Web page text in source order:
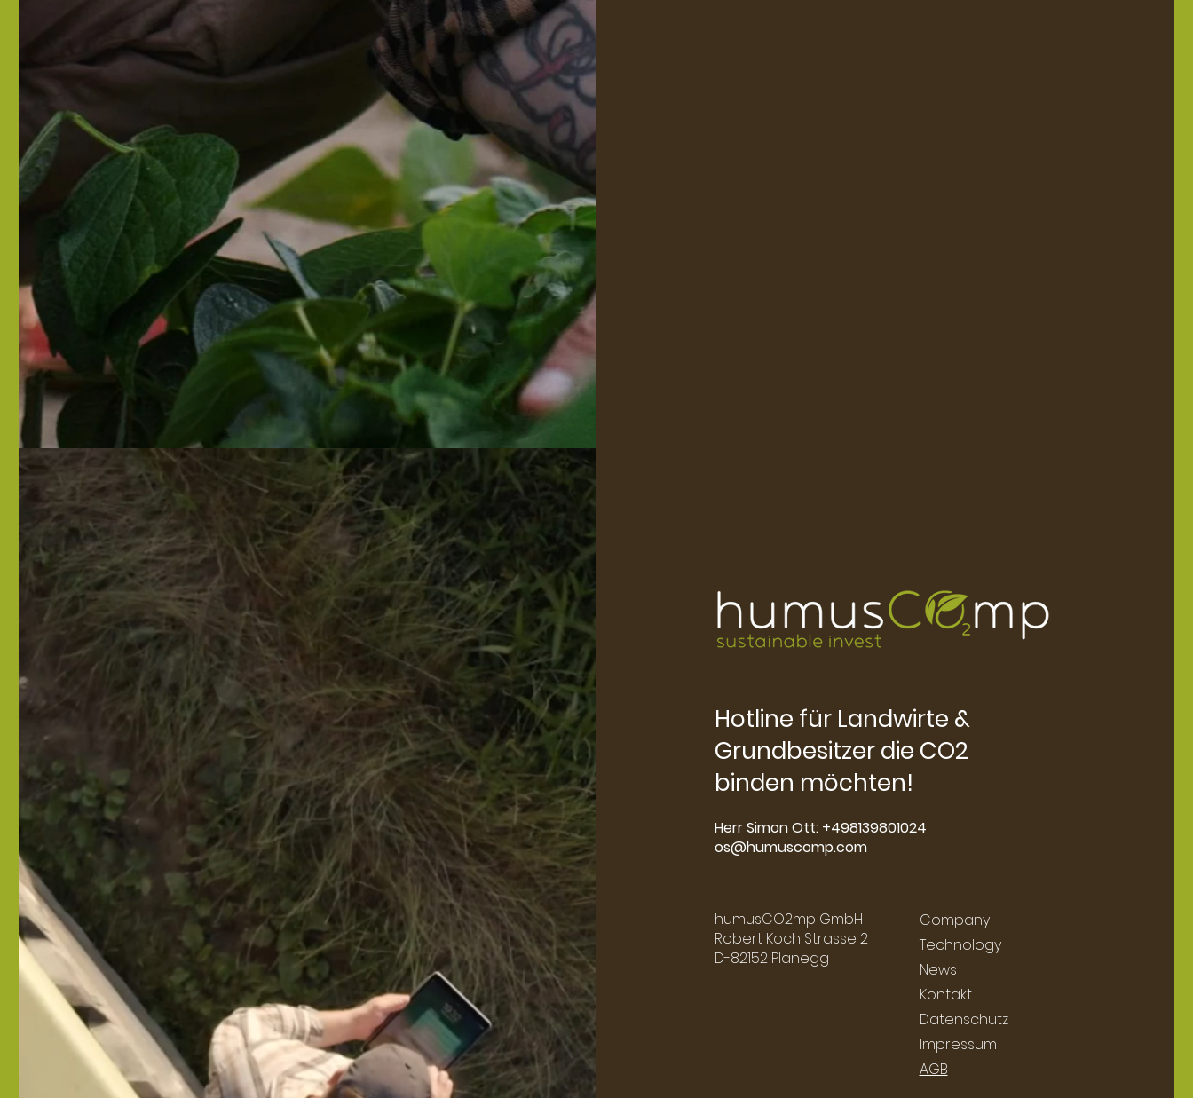
Hotline für Landwirte &
Grundbesitzer die CO2
binden möchten!
Herr Simon Ott​: +498139801024
os@humuscomp.com
humusCO2mp GmbH
Robert Koch Strasse 2
D-82152 Planegg
Company
Technology
News
Kontakt
Datenschutz
Impressum
AGB